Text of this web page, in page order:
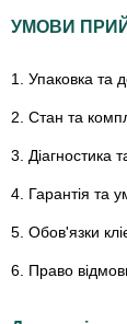
УМОВИ
1. Упаковка та
2. Стан та
3. Діагностика
4. Гарантія та
5. Обов'язки
6. Право